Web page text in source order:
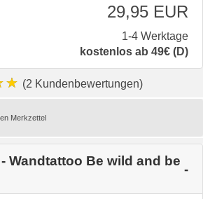
29,95 EUR
1-4 Werktage
kostenlos ab 49€ (D)
(2 Kundenbewertungen)
Wandtattoo Be wild and be